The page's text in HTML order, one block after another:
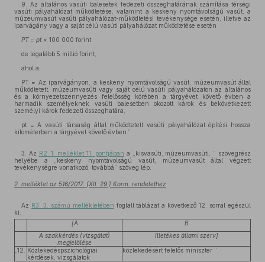
9. Az általános vasúti balesetek fedezeti összeghatárának számítása térségi
vasúti pályahálózat működtetése, valamint a keskeny nyomtávolságú vasút, a
múzeumvasút vasúti pályahálózat-működtetési tevékenysége esetén, illetve az
iparvágány vagy a saját célú vasúti pályahálózat működtetése esetén
PT = pt × 100 000 forint
de legalább 5 millió forint,
ahol a
PT = Az iparvágányon, a keskeny nyomtávolságú vasút, múzeumvasút által
működtetett, múzeumvasúti vagy saját célú vasúti pályahálózaton az általános
és a környezetszennyezés felelősség körében a tárgyévet követő évben a
harmadik személyeknek vasúti balesetben okozott károk és bekövetkezett
személyi károk fedezeti összeghatára,
pt = A vasúti társaság által működtetett vasúti pályahálózat építési hossza
kilométerben a tárgyévet követő évben.”
3. Az R2. 1. melléklet 11. pontjában a „kisvasúti, múzeumvasúti, ” szövegrész
helyébe a „keskeny nyomtávolságú vasút, múzeumvasút által végzett
tevékenységre vonatkozó, továbbá” szöveg lép.
2. melléklet az 516/2017. (XII. 29.) Korm. rendelethez
Az R3. 3. számú mellékletében foglalt táblázat a következő 12. sorral egészül
ki:
[A
B
A szakkérdés (vizsgálat)
megjelölése
Illetékes állami szerv]
„12.
Közlekedéspszichológiai
kérdések, vizsgálatok
közlekedésért felelős miniszter ”